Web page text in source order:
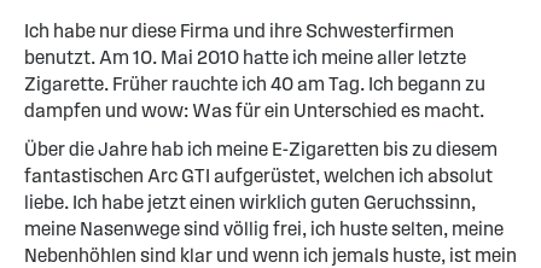
Ich habe nur diese Firma und ihre Schwesterfirmen
benutzt. Am 10. Mai 2010 hatte ich meine aller letzte
Zigarette. Früher rauchte ich 40 am Tag. Ich begann zu
dampfen und wow: Was für ein Unterschied es macht.
Über die Jahre hab ich meine E-Zigaretten bis zu diesem
fantastischen Arc GTI aufgerüstet, welchen ich absolut
liebe. Ich habe jetzt einen wirklich guten Geruchssinn,
meine Nasenwege sind völlig frei, ich huste selten, meine
Nebenhöhlen sind klar und wenn ich jemals huste, ist mein